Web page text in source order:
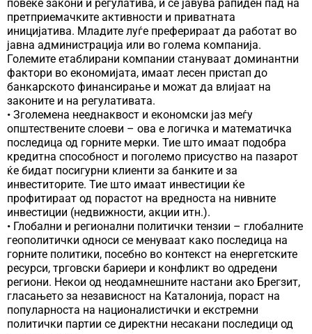
повеќе закони и регулатива, и се јавува рапиден пад на
претприемачките активности и приватната
иницијатива. Младите луѓе преферираат да работат во
јавна администрација или во голема компанија.
Големите етаблирани компании стануваат доминантни
фактори во економијата, имаат лесен пристап до
банкарското финансирање и можат да влијаат на
законите и на регулативата.
• Зголемена нееднаквост и економски јаз меѓу
општествените слоеви – ова е логичка и математичка
последица од горните мерки. Тие што имаат подобра
кредитна способност и поголемо присуство на пазарот
ќе бидат посигурни клиенти за банките и за
инвеститорите. Тие што имаат инвестиции ќе
профитираат од порастот на вредноста на нивните
инвестиции (недвижности, акции итн.).
• Глобални и регионални политички тензии – глобалните
геополитички односи се менуваат како последица на
горните политики, посебно во контекст на енергетските
ресурси, трговски бариери и конфликт во одредени
региони. Некои од неодамнешните настани ако Брегзит,
гласањето за независност на Каталонија, пораст на
популарноста на националистички и екстремни
политички партии се директни несакани последици од